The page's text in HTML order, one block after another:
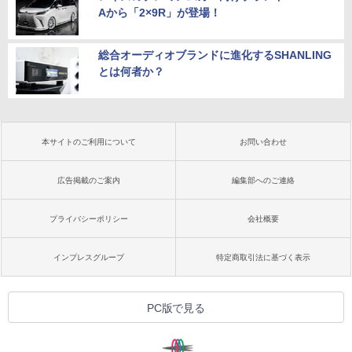
Aから「2×9R」が登場！
総合オーディオブランドに進化するSHANLING
とは何者か？
本サイトのご利用について お問い合わせ
広告掲載のご案内 編集部へのご連絡
プライバシーポリシー 会社概要
インプレスグループ 特定商取引法に基づく表示
PC版で見る